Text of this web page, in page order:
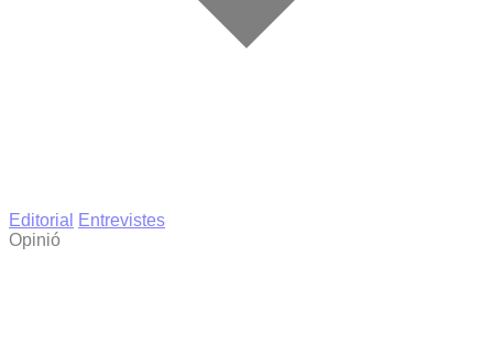
Editorial
Entrevistes
Opinió